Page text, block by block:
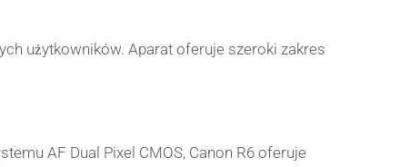
użytkowników. Aparat oferuje szeroki zakres
AF Dual Pixel CMOS, Canon R6 oferuje